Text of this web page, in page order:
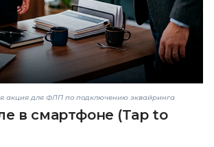
акция для ФЛП по подключению эквайринга
в смартфоне (Tap to